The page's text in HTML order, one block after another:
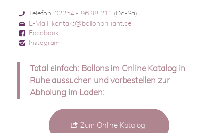
Telefon: 02254 - 96 98 211 (Do-Sa)
E-Mail: kontakt@ballonbrilliant.de
Facebook
Instagram
Total einfach: Ballons im Online Katalog in
Ruhe aussuchen und vorbestellen zur
Abholung im Laden:
Zum Online Katalog